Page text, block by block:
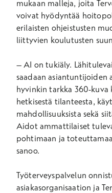
mukaan malleja, joita
voivat hyödyntää
erilaisten ohjeistusten
liittyvien koulutusten
– AI on tukiäly.
saadaan asiantuntijoiden
hyvinkin tarkka 360-kuva
hetkisestä tilanteesta,
mahdollisuuksista sekä
Aidot ammattilaiset
pohtimaan ja
sanoo.
Työterveyspalvelun
asiakasorganisaation ja